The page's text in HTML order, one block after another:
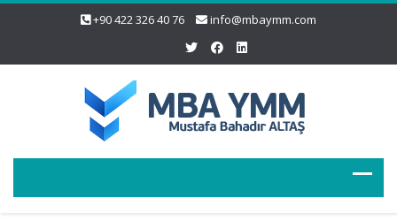
+90 422 326 40 76 info@mbaymm.com